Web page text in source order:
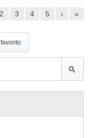
2 3 4 5 › »